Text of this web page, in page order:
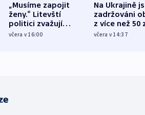
„Musíme zapojit
ženy.“ Litevští
politici zvažují
dohodu o
včera v 16:00
Na Ukrajině
zadržováni
z více než 50
Bojovali na
včera v 14:37